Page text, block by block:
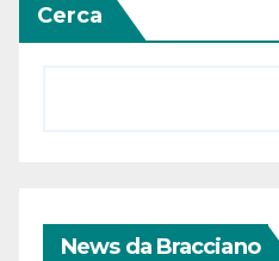
Cerca
News da Bracciano